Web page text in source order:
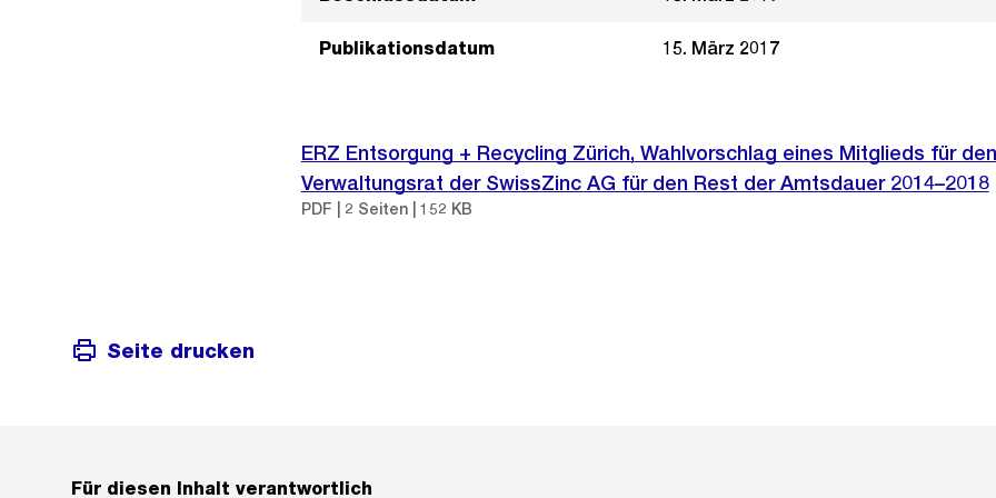
Publikationsdatum 15. März 2017
ERZ Entsorgung + Recycling Zürich, Wahlvorschlag eines Mitglieds für den
Verwaltungsrat der SwissZinc AG für den Rest der Amtsdauer 2014–2018
PDF | 2 Seiten | 152 KB
Seite drucken
Für diesen Inhalt verantwortlich